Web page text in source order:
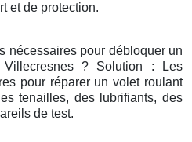
et de protection.
nécessaires pour débloquer un
Villecresnes ? Solution : Les
pour réparer un volet roulant
tenailles, des lubrifiants, des
de test.